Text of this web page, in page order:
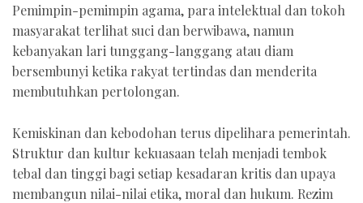
Pemimpin-pemimpin agama, para intelektual dan tokoh
masyarakat terlihat suci dan berwibawa, namun
kebanyakan lari tunggang-langgang atau diam
bersembunyi ketika rakyat tertindas dan menderita
membutuhkan pertolongan.
Kemiskinan dan kebodohan terus dipelihara pemerintah.
Struktur dan kultur kekuasaan telah menjadi tembok
tebal dan tinggi bagi setiap kesadaran kritis dan upaya
membangun nilai-nilai etika, moral dan hukum. Rezim